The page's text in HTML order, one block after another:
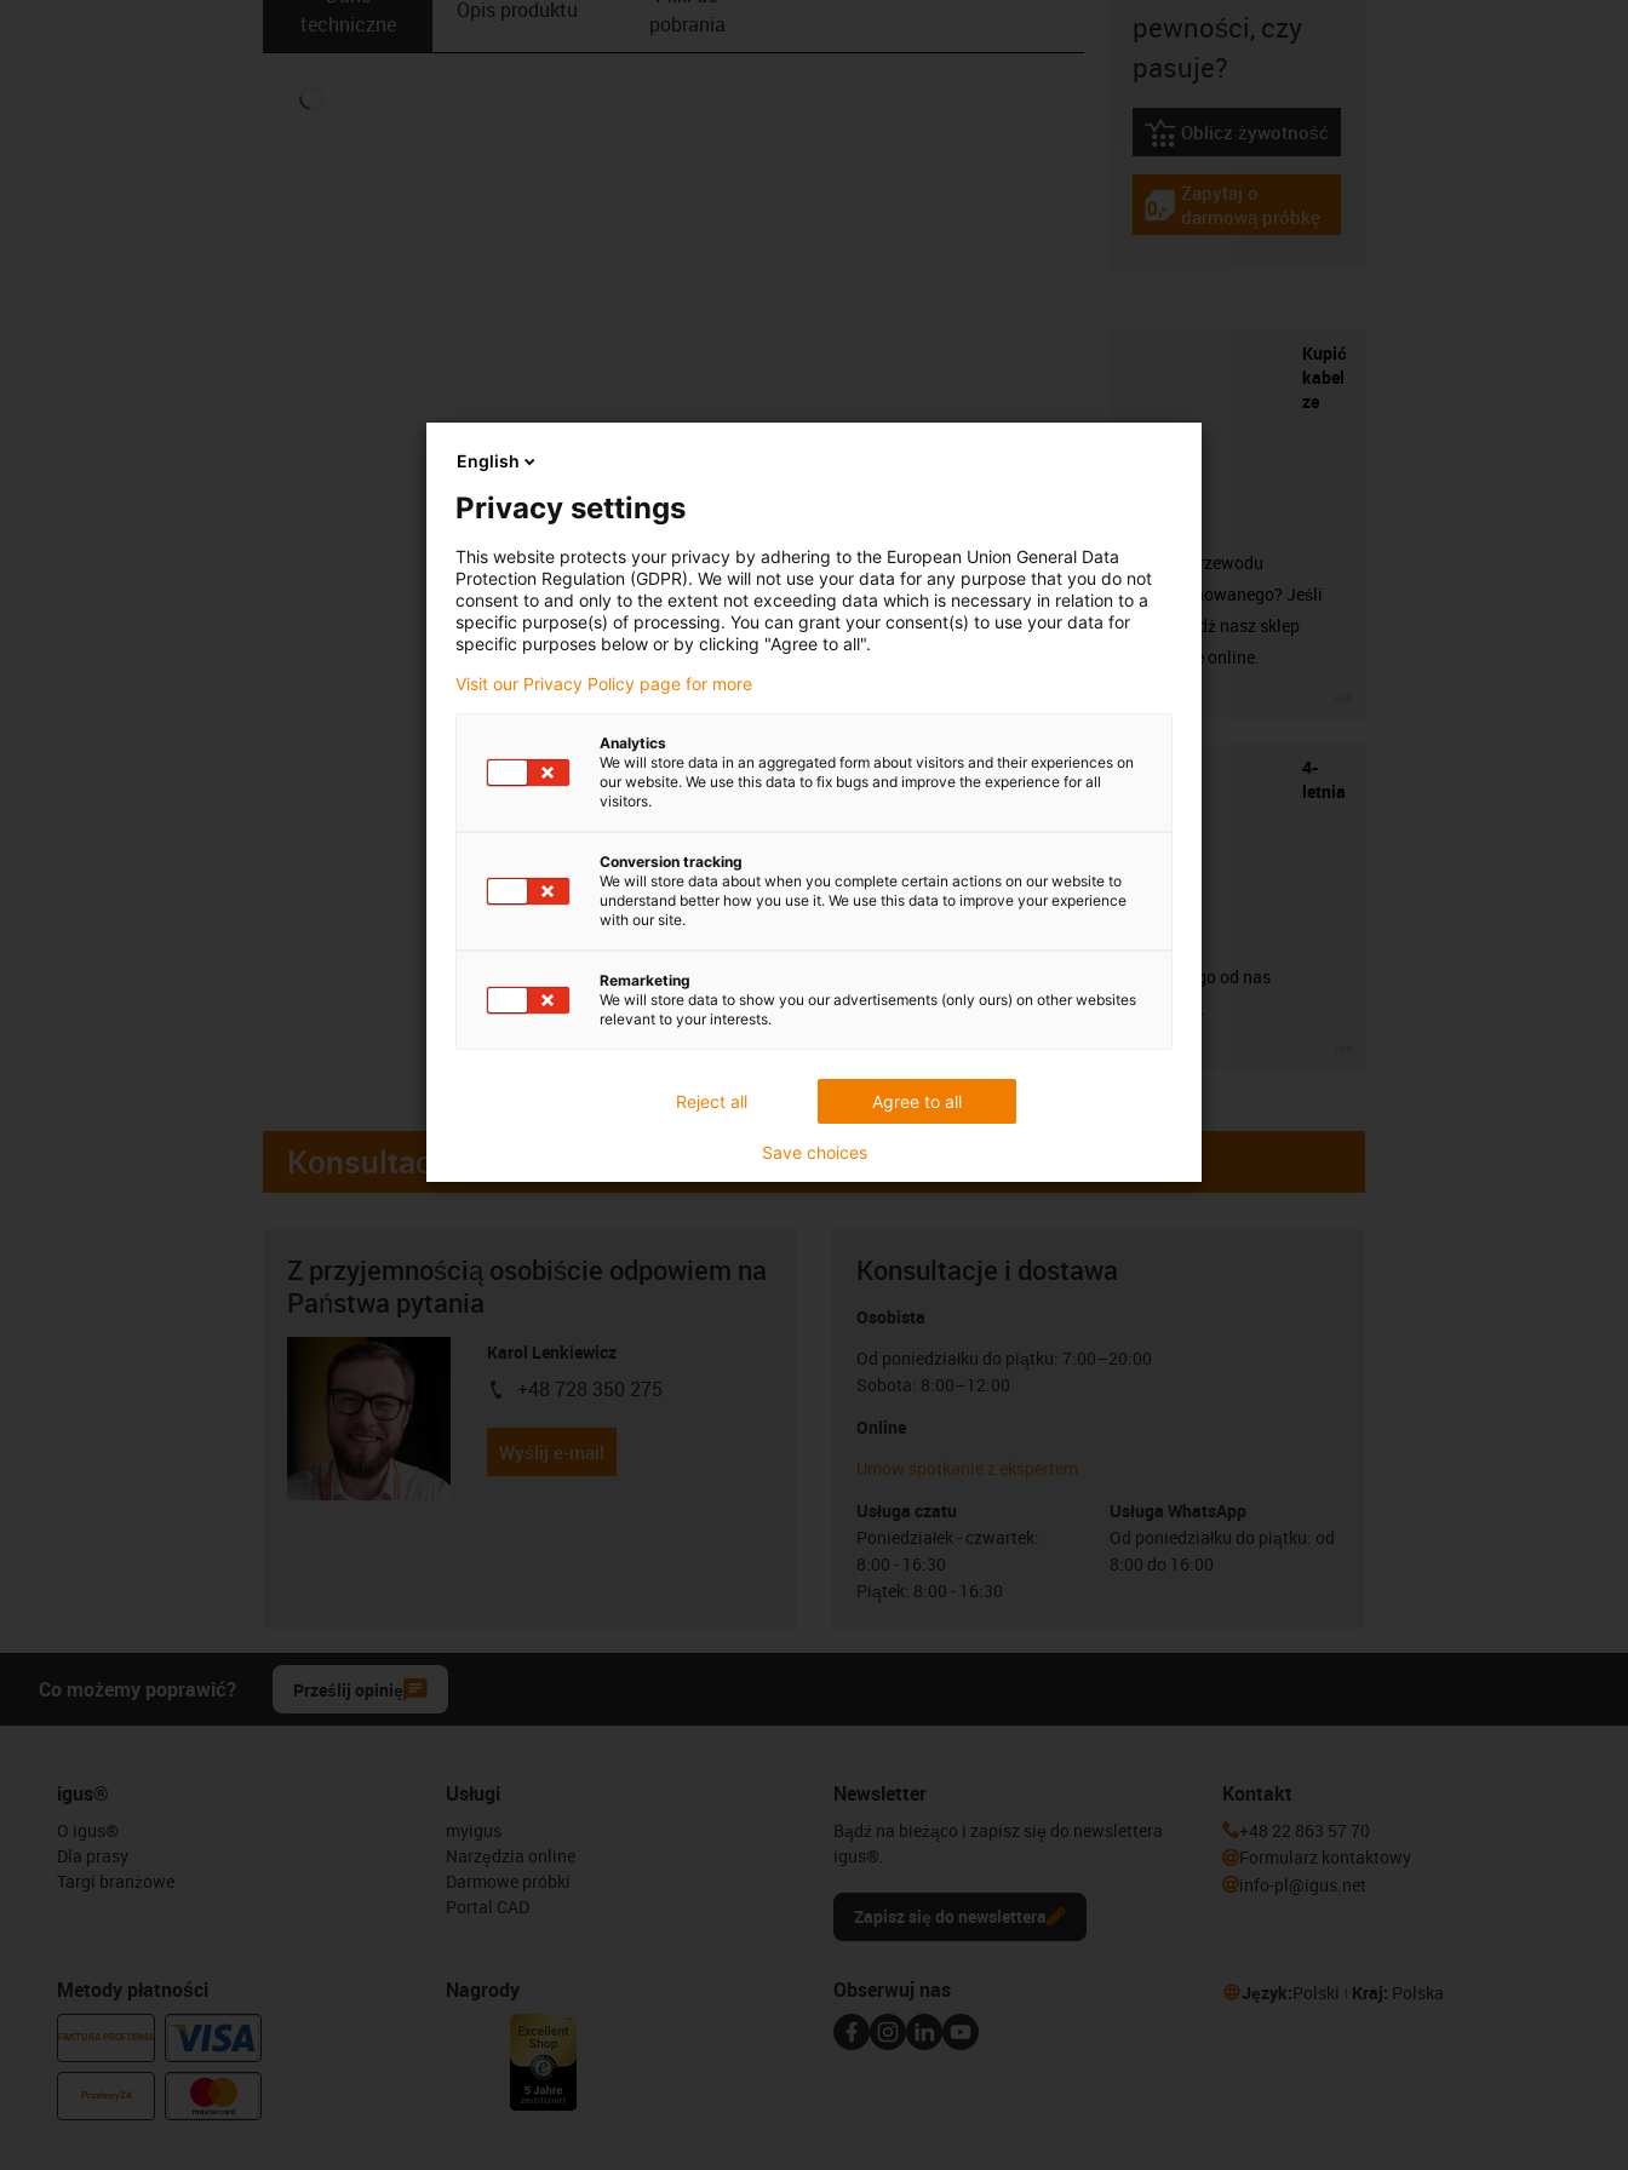
techniczne
Opis ­produktu
pobrania
pewności, czy
pasuje?
igus-icon-lebensdauerrechner
Oblicz żywotność
igus-icon-gratismuster
Zapytaj o
darmową próbkę
Kupić
kabel
ze
Szukasz przewodu
konfekcjonowanego? Jeśli
tak, odwiedź nasz sklep
readycable online.
4-
letnia
Możesz tego od nas
oczekiwać.
Konsultacje
Z przyjemnością osobiście odpowiem na
Państwa pytania
Karol Lenkiewicz
igus-icon-phone
+48 728 350 275
Wyślij e-mail
Konsultacje i dostawa
Osobista
Od poniedziałku do piątku: 7:00–20:00
Sobota: 8:00–12:00
Online
Umów spotkanie z ekspertem
Usługa czatu
Poniedziałek - czwartek:
8:00 - 16:30
Piątek: 8:00 - 16:30
Usługa WhatsApp
Od poniedziałku do piątku: od
8:00 do 16:00
Co możemy poprawić? Prześlij opinię
igus®
O igus®
Dla prasy
Targi branżowe
Metody płatności
FAKTURA PROFORMA
Przelewy24
Usługi
myigus
Narzędzia online
Darmowe próbki
Portal CAD
Nagrody
Newsletter
Bądź na bieżąco i zapisz się do newslettera
igus®.
Zapisz się do newslettera
Kontakt
+48 22 863 57 70
Formularz kontaktowy
info-pl@igus.net
Obserwuj nas Język:Polski Kraj: Polska
English
Privacy settings
This website protects your privacy by adhering to the European Union General Data
Protection Regulation (GDPR). We will not use your data for any purpose that you do not
consent to and only to the extent not exceeding data which is necessary in relation to a
specific purpose(s) of processing. You can grant your consent(s) to use your data for
specific purposes below or by clicking "Agree to all".
Visit our Privacy Policy page for more
Analytics
We will store data in an aggregated form about visitors and their experiences on
our website. We use this data to fix bugs and improve the experience for all
visitors.
Conversion tracking
We will store data about when you complete certain actions on our website to
understand better how you use it. We use this data to improve your experience
with our site.
Remarketing
We will store data to show you our advertisements (only ours) on other websites
relevant to your interests.
Agree to all
Reject all
Save choices